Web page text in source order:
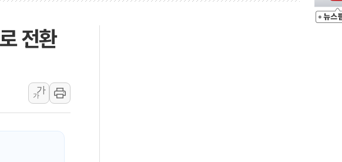
인상 우려 후퇴…나스닥 선물 1%대 상승
크'…9월 금리 인상 기대 후퇴
정 체결
·클라우드플레어·태양광주↑ VS 트레이드데스크·웬디스↓
실종자 7359명 끝까지 찾겠다"
워시엔 톤 낮춰
설...포항시 '시끌'
전환
가
가